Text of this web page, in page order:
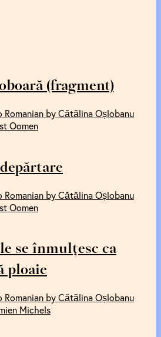
(fragment)
by Cătălina Oșlobanu
Oomen
by Cătălina Oșlobanu
Oomen
se înmulțesc ca
ploaie
by Cătălina Oșlobanu
Michels